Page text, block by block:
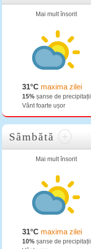
Mai mult însorit
31°Cmaxima zilei
15%șanse de precipitații
Vânt foarte ușor
Sâmbătă +
Mai mult însorit
31°Cmaxima zilei
10%șanse de precipitații